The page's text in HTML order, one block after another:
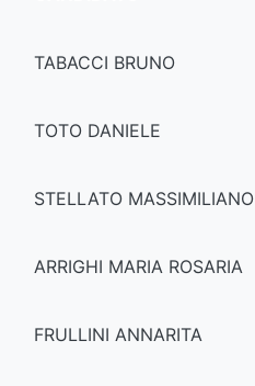
TABACCI BRUNO
TOTO DANIELE
STELLATO MASSIMILIANO
ARRIGHI MARIA ROSARIA
FRULLINI ANNARITA